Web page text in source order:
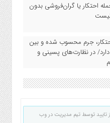
احتکار یا گران‌فروشی بدون
جرم محسوب شده و بین
دارد/ در نظارت‌های پسینی و
توسط تیم مدیریت در وب